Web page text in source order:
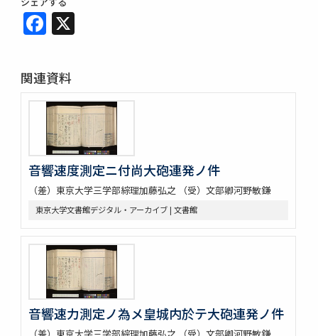
Facebook
関連資料
音響速度測定ニ付尚大砲連発ノ件
（差）東京大学三学部綜理加藤弘之 （受）文部卿河野敏鎌
東京大学文書館デジタル・アーカイブ | 文書館
音響速力測定ノ為メ皇城内於テ大砲連発ノ件